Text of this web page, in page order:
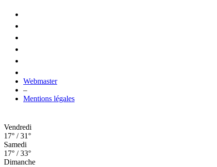
Webmaster
–
Mentions légales
Vendredi
17° / 31°
Samedi
17° / 33°
Dimanche